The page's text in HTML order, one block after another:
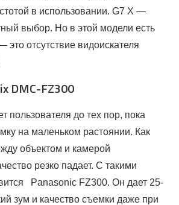
в использовании. G7 X —
выбор. Но в этой модели есть
это отсутствие видоискателя
DMC-FZ300
пользователя до тех пор, пока
на маленьком растоянии. Как
объектом и камерой
резко падает. С такими
Panasonic FZ300. Он дает 25-
зум и качество съемки даже при